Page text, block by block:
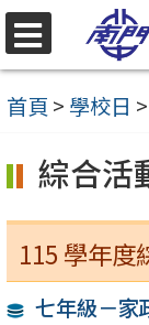
跳
至
主
內
選
單
首頁 > 學校日 >
綜合活
115 學年度
七年級－家